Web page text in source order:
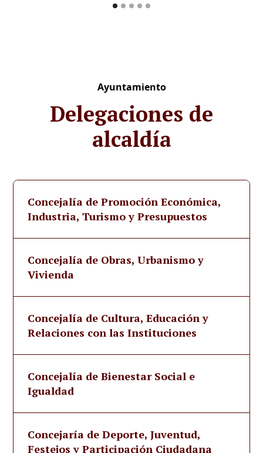
Ayuntamiento
Delegaciones de
alcaldía
Concejalía de Promoción Económica,
Industria, Turismo y Presupuestos
Concejalía de Obras, Urbanismo y
Vivienda
Concejalía de Cultura, Educación y
Relaciones con las Instituciones
Concejalía de Bienestar Social e
Igualdad
Concejaría de Deporte, Juventud,
Festejos y Participación Ciudadana